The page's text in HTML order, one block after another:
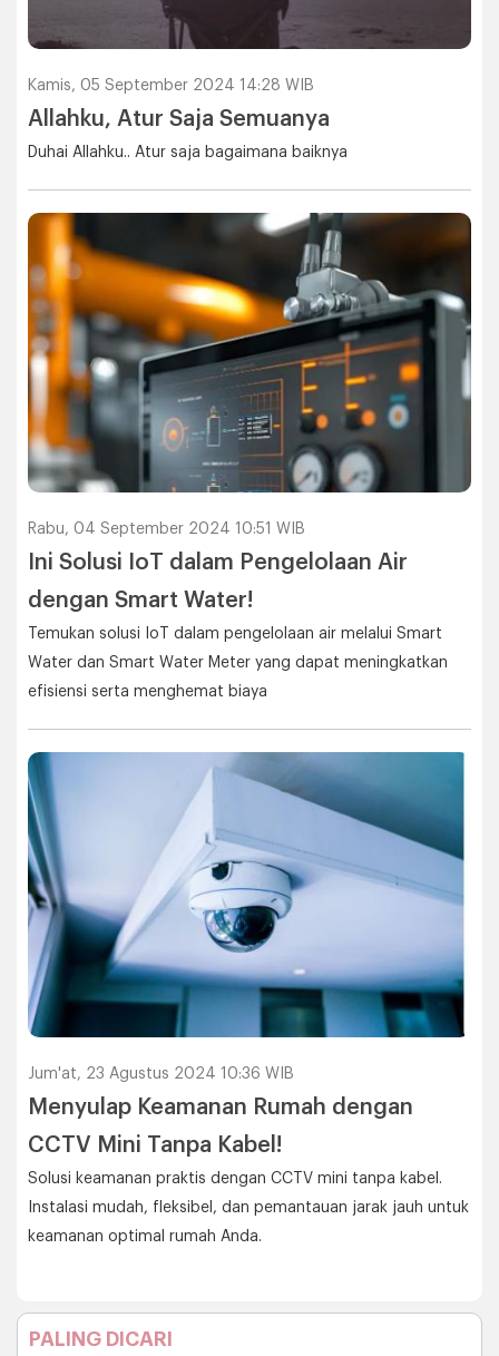
Kamis, 05 September 2024 14:28 WIB
Allahku, Atur Saja Semuanya
Duhai Allahku.. Atur saja bagaimana baiknya
Rabu, 04 September 2024 10:51 WIB
Ini Solusi IoT dalam Pengelolaan Air
dengan Smart Water!
Temukan solusi IoT dalam pengelolaan air melalui Smart
Water dan Smart Water Meter yang dapat meningkatkan
efisiensi serta menghemat biaya
Jum'at, 23 Agustus 2024 10:36 WIB
Menyulap Keamanan Rumah dengan
CCTV Mini Tanpa Kabel!
Solusi keamanan praktis dengan CCTV mini tanpa kabel.
Instalasi mudah, fleksibel, dan pemantauan jarak jauh untuk
keamanan optimal rumah Anda.
PALING DICARI